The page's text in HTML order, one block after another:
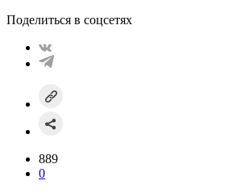
Поделиться в соцсетях
889
0